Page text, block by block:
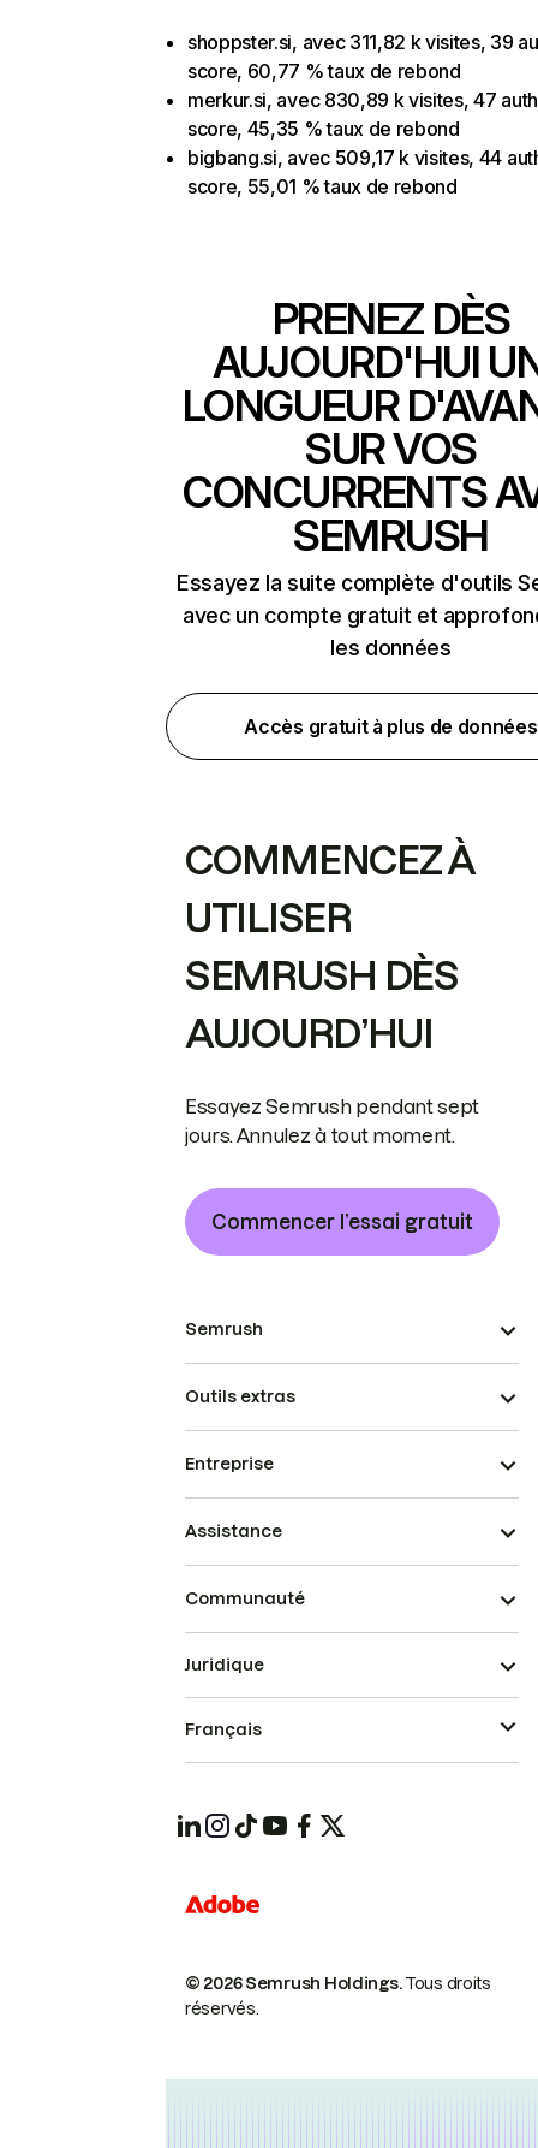
shoppster.si, avec 311,82 k visites, 39
score, 60,77 % taux de rebond
merkur.si, avec 830,89 k visites, 47
score, 45,35 % taux de rebond
bigbang.si, avec 509,17 k visites, 44
score, 55,01 % taux de rebond
PRENEZ DÈS
AUJOURD'HUI
LONGUEUR
SUR VOS
CONCURRENTS
SEMRUSH
Essayez la suite complète d'outils
avec un compte gratuit et
les données
Accès gratuit à plus de données
COMMENCEZ À
UTILISER
SEMRUSH DÈS
AUJOURD’HUI
Essayez Semrush pendant sept
jours. Annulez à tout moment.
Commencer l’essai gratuit
Semrush
Outils extras
Entreprise
Assistance
Communauté
© 2026 Semrush Holdings.Tous droits
réservés.
Juridique
Français